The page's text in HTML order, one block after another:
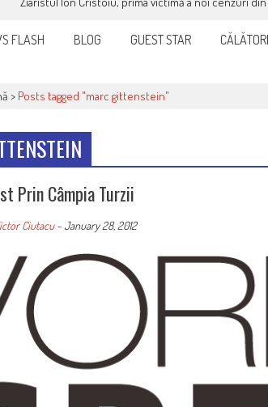
FLASH BLOG GUEST STAR
> Posts tagged "marc gittenstein"
Prin Câmpia Turzii
Ciutacu-January 28, 2012